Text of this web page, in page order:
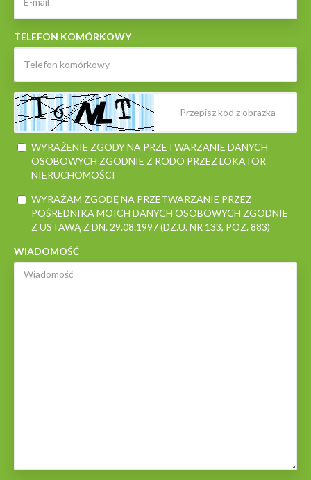
TELEFON KOMÓRKOWY
WYRAŻENIE ZGODY NA PRZETWARZANIE DANYCH
OSOBOWYCH ZGODNIE Z RODO PRZEZ LOKATOR
NIERUCHOMOŚCI
WYRAŻAM ZGODĘ NA PRZETWARZANIE PRZEZ
POŚREDNIKA MOICH DANYCH OSOBOWYCH ZGODNIE
Z USTAWĄ Z DN. 29.08.1997 (DZ.U. NR 133, POZ. 883)
WIADOMOŚĆ